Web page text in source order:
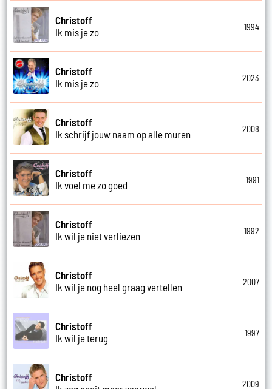
Christoff
Ik mis je zo
1994
Christoff
Ik mis je zo
2023
Christoff
Ik schrijf jouw naam op alle muren
2008
Christoff
Ik voel me zo goed
1991
Christoff
Ik wil je niet verliezen
1992
Christoff
Ik wil je nog heel graag vertellen
2007
Christoff
Ik wil je terug
1997
Christoff
2009